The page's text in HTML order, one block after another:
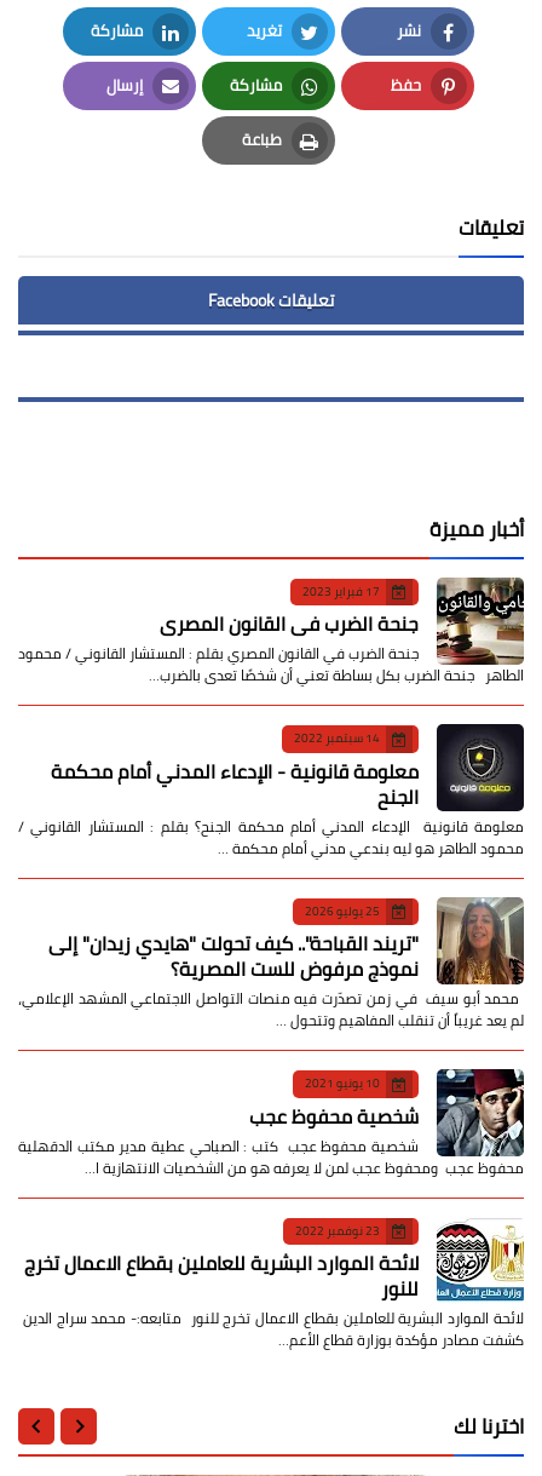
نشر
Facebook
تغريد
Twitter
مشاركة
LinkedIn
حفظ
Pinterest
مشاركة
Whatsapp
إرسال
Email
طباعة
Print
تعليقات
تعليقات Facebook
أخبار مميزة
17 فبراير 2023
جنحة الضرب في القانون المصري
جنحة الضرب في القانون المصري بقلم : المستشار القانوني / محمود
الطاهر جنحة الضرب بكل بساطة تعني أن شخصًا تعدى بالضرب…
14 سبتمبر 2022
معلومة قانونية - الإدعاء المدني أمام محكمة
الجنح
معلومة قانونية الإدعاء المدني أمام محكمة الجنح؟ بقلم : المستشار القانوني /
محمود الطاهر هو ليه بندعي مدني أمام محكمة …
25 يوليو 2026
​"تريند القباحة".. كيف تحولت "هايدي زيدان" إلى
نموذج مرفوض للست المصرية؟
​ محمد أبو سيف ​في زمن تصدّرت فيه منصات التواصل الاجتماعي المشهد الإعلامي،
لم يعد غريباً أن تنقلب المفاهيم وتتحول …
10 يونيو 2021
شخصية محفوظ عجب
شخصية محفوظ عجب كتب : الصباحي عطية مدير مكتب الدقهلية
محفوظ عجب ومحفوظ عجب لمن لا يعرفه هو من الشخصيات الانتهازية ا…
23 نوفمبر 2022
لائحة الموارد البشرية للعاملين بقطاع الاعمال تخرج
للنور
لائحة الموارد البشرية للعاملين بقطاع الاعمال تخرج للنور متابعه:- محمد سراج الدين
كشفت مصادر مؤكدة بوزارة قطاع الأعم…
اخترنا لك